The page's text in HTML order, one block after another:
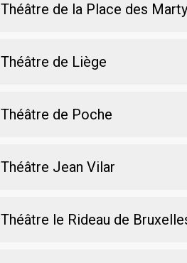
Théâtre de la Place des
Théâtre de Liège
Théâtre de Poche
Théâtre Jean Vilar
Théâtre le Rideau de